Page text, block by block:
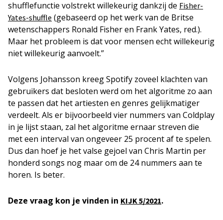
shufflefunctie volstrekt willekeurig dankzij de Fisher-
Yates-shuffle (gebaseerd op het werk van de Britse
wetenschappers Ronald Fisher en Frank Yates, red.).
Maar het probleem is dat voor mensen echt willekeurig
niet willekeurig aanvoelt.”
Volgens Johansson kreeg Spotify zoveel klachten van
gebruikers dat besloten werd om het algoritme zo aan
te passen dat het artiesten en genres gelijkmatiger
verdeelt. Als er bijvoorbeeld vier nummers van Coldplay
in je lijst staan, zal het algoritme ernaar streven die
met een interval van ongeveer 25 procent af te spelen.
Dus dan hoef je het valse gejoel van Chris Martin per
honderd songs nog maar om de 24 nummers aan te
horen. Is beter.
Deze vraag kon je vinden in KIJK 5/2021.